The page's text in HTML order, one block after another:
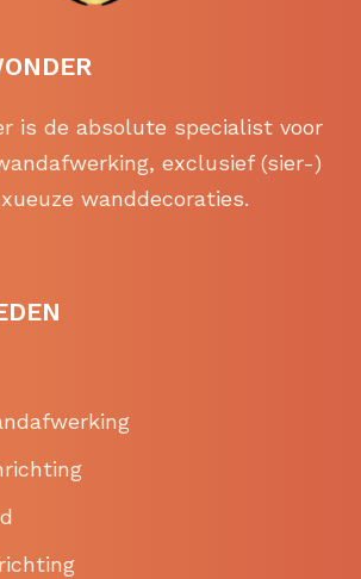
is de absolute specialist voor
exclusief (sier-)
wanddecoraties.